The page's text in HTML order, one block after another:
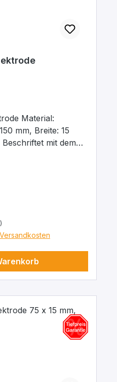
Material:
mm, Breite: 15
mit dem